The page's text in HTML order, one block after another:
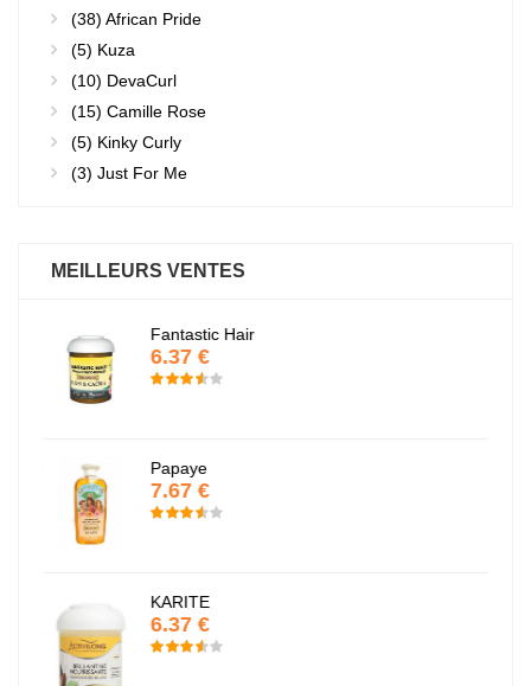
(38) African Pride
(5) Kuza
(10) DevaCurl
(15) Camille Rose
(5) Kinky Curly
(3) Just For Me
MEILLEURS VENTES
Fantastic Hair
6.37 €
Papaye
7.67 €
KARITE
6.37 €